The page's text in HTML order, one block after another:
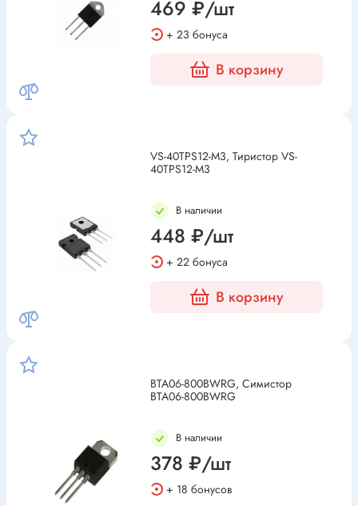
469 ₽/шт
+ 23 бонуса
В корзину
VS-40TPS12-M3, Тиристор VS-
40TPS12-M3
В наличии
448 ₽/шт
+ 22 бонуса
В корзину
BTA06-800BWRG, Симистор
BTA06-800BWRG
В наличии
378 ₽/шт
+ 18 бонусов